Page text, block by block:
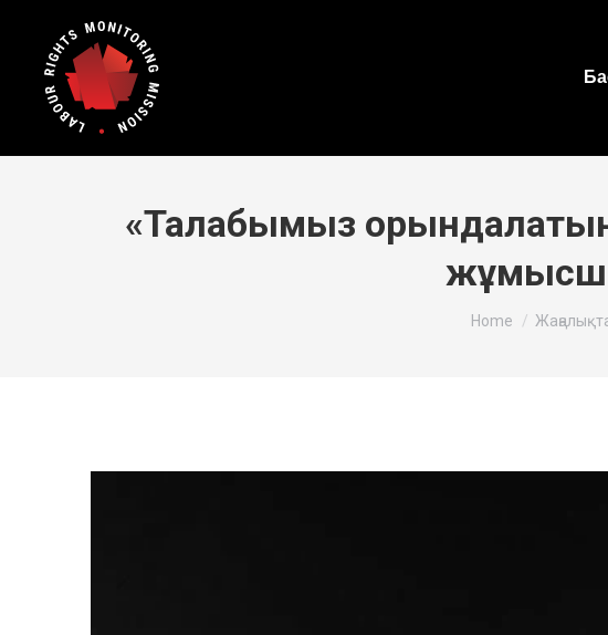
«Талабымыз
You are here:
Home